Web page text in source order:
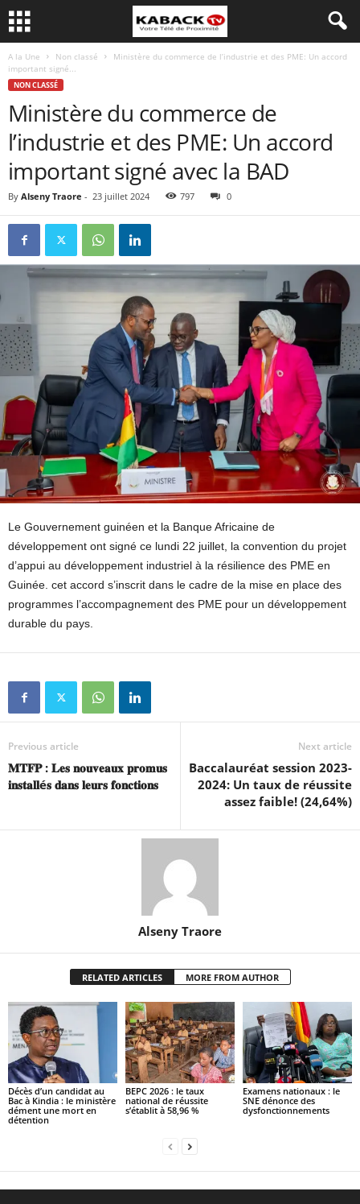
A la Une Non classé
Ministère du commerce de l’industrie et des PME: Un accord
important signé...
NON CLASSÉ
Ministère du commerce de
l’industrie et des PME: Un accord
important signé avec la BAD
By Alseny Traore - 23 juillet 2024 797 0
Le Gouvernement guinéen et la Banque Africaine de
développement ont signé ce lundi 22 juillet, la convention du projet
d’appui au développement industriel à la résilience des PME en
Guinée. cet accord s’inscrit dans le cadre de la mise en place des
programmes l’accompagnement des PME pour un développement
durable du pays.
Previous article
𝐌𝐓𝐅𝐏 : 𝐋𝐞𝐬 𝐧𝐨𝐮𝐯𝐞𝐚𝐮𝐱 𝐩𝐫𝐨𝐦𝐮𝐬
𝐢𝐧𝐬𝐭𝐚𝐥𝐥é𝐬 𝐝𝐚𝐧𝐬 𝐥𝐞𝐮𝐫𝐬 𝐟𝐨𝐧𝐜𝐭𝐢𝐨𝐧𝐬
Next article
Baccalauréat session 2023-
2024: Un taux de réussite
assez faible! (24,64%)
Alseny Traore
RELATED ARTICLES MORE FROM AUTHOR
Décès d’un candidat au
Bac à Kindia : le ministère
dément une mort en
détention
BEPC 2026 : le taux
national de réussite
s’établit à 58,96 %
Examens nationaux : le
SNE dénonce des
dysfonctionnements